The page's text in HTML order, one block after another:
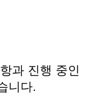
과 진행 중인
니다.